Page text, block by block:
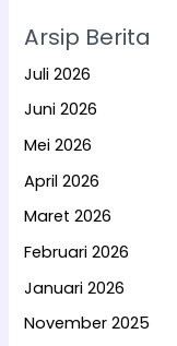
Arsip Berita
Juli 2026
Juni 2026
Mei 2026
April 2026
Maret 2026
Februari 2026
Januari 2026
November 2025